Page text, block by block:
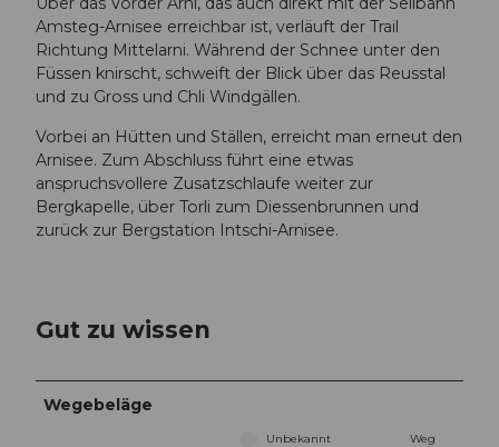
Amsteg-Arnisee erreichbar ist, verläuft der Trail
Richtung Mittelarni. Während der Schnee unter den
Füssen knirscht, schweift der Blick über das Reusstal
und zu Gross und Chli Windgällen.
Vorbei an Hütten und Ställen, erreicht man erneut den
Arnisee. Zum Abschluss führt eine etwas
anspruchsvollere Zusatzschlaufe weiter zur
Bergkapelle, über Torli zum Diessenbrunnen und
zurück zur Bergstation Intschi-Arnisee.
Gut zu wissen
Wegebeläge
Unbekannt
Weg